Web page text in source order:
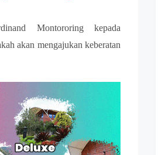
Montororing kepada
akan mengajukan keberatan